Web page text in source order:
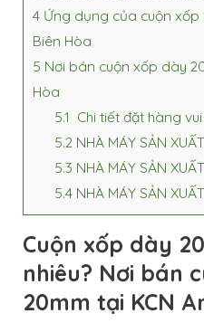
4 Ứng dụng của cuộn
Biên Hòa
5 Nơi bán cuộn xốp dày
Hòa
5.1 Chi tiết đặt hàng
5.2 NHÀ MÁY SẢN
5.3 NHÀ MÁY SẢN
5.4NHÀ MÁY SẢN
Cuộn xốp dày
nhiêu? Nơi bán
20mm tại KCN